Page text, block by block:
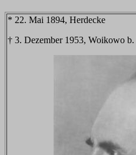
* 22. Mai 1894, Herdecke
† 3. Dezember 1953, Woikowo